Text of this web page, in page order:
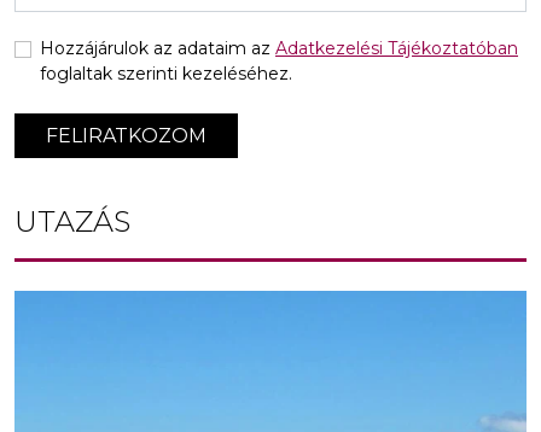
FELIRATKOZOM
Hozzájárulok az adataim az Adatkezelési Tájékoztatóban
foglaltak szerinti kezeléséhez.
UTAZÁS